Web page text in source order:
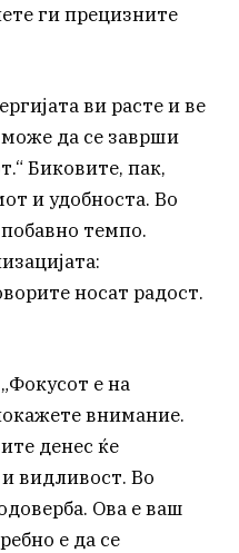
ги прецизните
ви расте и ве
може да се заврши
Биковите, пак,
и удобноста. Во
темпо.
носат радост.
е на
внимание.
денес ќе
видливост. Во
Ова е ваш
е да се